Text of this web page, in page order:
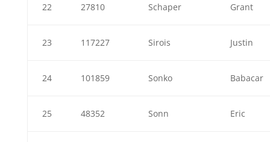
22 27810 Schaper Grant
23 117227 Sirois Justin
24 101859 Sonko Babacar
25 48352 Sonn Eric